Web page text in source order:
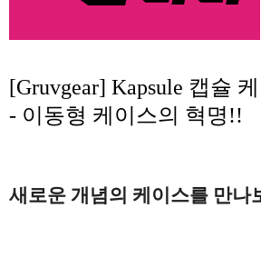
[Gruvgear] Kapsule 캡슐
- 이동형 케이스의 혁명!!
새로운 개념의 케이스를 만나